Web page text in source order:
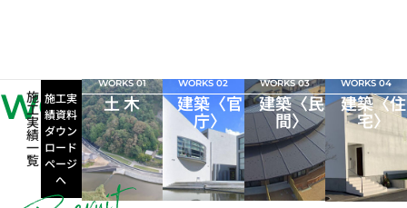
WORKS
施
工
実
績
一
覧
施工実
績資料
ダウン
ロード
ページ
へ
WORKS 01
土 木
WORKS 02
建築〈官
庁〉
WORKS 03
建築〈民
間〉
WORKS 04
建築〈住
宅〉